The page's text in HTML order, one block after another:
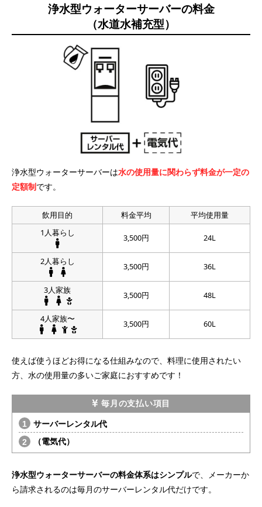
浄水型ウォーターサーバーの料金
（水道水補充型）
浄水型ウォーターサーバーは水の使用量に関わらず料金が一定の
定額制です。
飲用目的 料金平均
平均使用量
1人暮らし
3,500円 24L
2人暮らし 3,500円 36L
3人家族 3,500円 48L
4人家族〜 3,500円 60L
使えば使うほどお得になる仕組みなので、料理に使用されたい
方、水の使用量の多いご家庭におすすめです！
毎月の支払い項目
サーバーレンタル代
（電気代）
浄水型ウォーターサーバーの料金体系はシンプルで、メーカーか
ら請求されるのは毎月のサーバーレンタル代だけです。